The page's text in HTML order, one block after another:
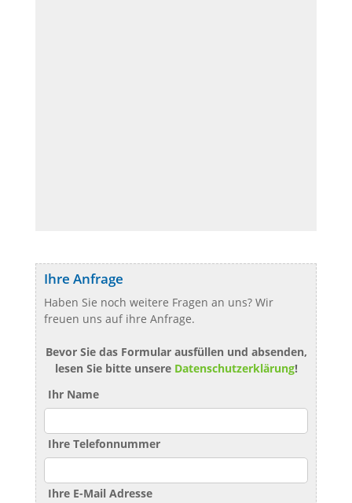
Ihre Anfrage
Haben Sie noch weitere Fragen an uns? Wir
freuen uns auf ihre Anfrage.
Bevor Sie das Formular ausfüllen und absenden,
lesen Sie bitte unsere Datenschutzerklärung!
Ihr Name
Ihre Telefonnummer
Ihre E-Mail Adresse